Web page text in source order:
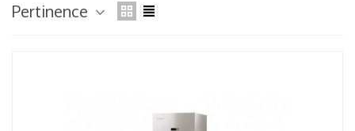
Pertinence